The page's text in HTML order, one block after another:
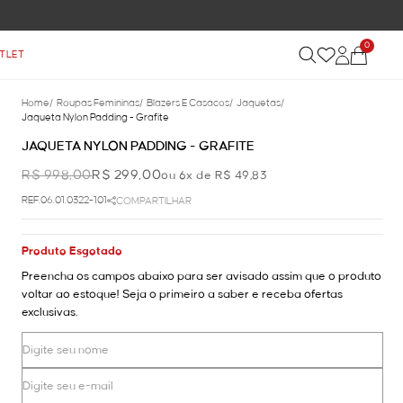
0
Home/ Roupas Femininas/ Blazers E Casacos/ Jaquetas/
Jaqueta Nylon Padding - Grafite
JAQUETA NYLON PADDING - GRAFITE
R$ 998,00R$ 299,00ou 6x de R$ 49,83
REF.06.01.0322-101 COMPARTILHAR
Produto Esgotado
Preencha os campos abaixo para ser avisado assim que o produto
voltar ao estoque! Seja o primeiro a saber e receba ofertas
exclusivas.